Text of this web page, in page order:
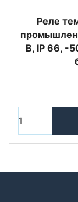
Реле
В, IP 66, -